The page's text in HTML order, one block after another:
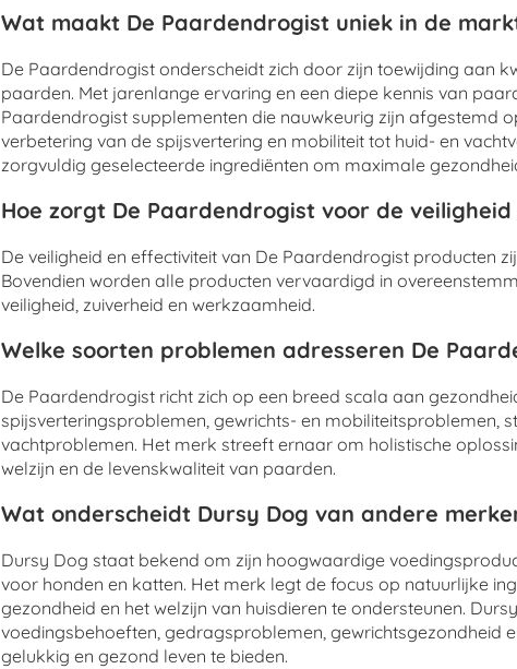
Wat maakt De Paardendrogist uniek in de
De Paardendrogist onderscheidt zich door zijn toewijding aan
paarden. Met jarenlange ervaring en een diepe kennis van
Paardendrogist supplementen die nauwkeurig zijn afgestemd
verbetering van de spijsvertering en mobiliteit tot huid- en
zorgvuldig geselecteerde ingrediënten om maximale
Hoe zorgt De Paardendrogist voor de
De veiligheid en effectiviteit van De Paardendrogist producten
Bovendien worden alle producten vervaardigd in
veiligheid, zuiverheid en werkzaamheid.
Welke soorten problemen adresseren De
De Paardendrogist richt zich op een breed scala aan
spijsverteringsproblemen, gewrichts- en mobiliteitsproblemen,
vachtproblemen. Het merk streeft ernaar om holistische
welzijn en de levenskwaliteit van paarden.
Wat onderscheidt Dursy Dog van andere
Dursy Dog staat bekend om zijn hoogwaardige
voor honden en katten. Het merk legt de focus op natuurlijke
gezondheid en het welzijn van huisdieren te ondersteunen.
voedingsbehoeften, gedragsproblemen, gewrichtsgezondheid
gelukkig en gezond leven te bieden.